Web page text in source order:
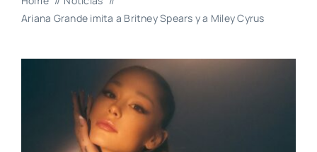
Ariana Grande imita a Britney Spears y a Miley Cyrus